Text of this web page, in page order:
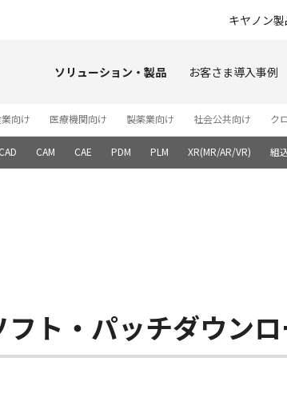
キヤノン
ソリューション・製品 お客さま導入事例
向け 医療機関向け 製薬業向け 社会公共向け ク
CAD CAM CAE PDM PLM XR(MR/AR/VR) 組
ト・パッチダウン